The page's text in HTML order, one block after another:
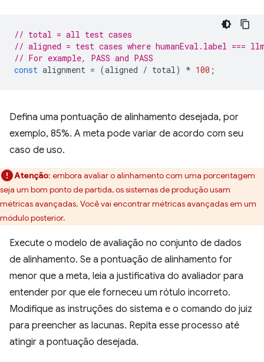
// total = all test cases
// aligned = test cases where humanEval.label ===
// For example, PASS and PASS
const alignment = (aligned / total) * 100 ;
Defina uma pontuação de alinhamento desejada, por
exemplo, 85%. A meta pode variar de acordo com seu
caso de uso.
Atenção: embora avaliar o alinhamento com uma porcentagem
seja um bom ponto de partida, os sistemas de produção usam
métricas avançadas. Você vai encontrar métricas avançadas em um
módulo posterior.
Execute o modelo de avaliação no conjunto de dados
de alinhamento. Se a pontuação de alinhamento for
menor que a meta, leia a justificativa do avaliador para
entender por que ele forneceu um rótulo incorreto.
Modifique as instruções do sistema e o comando do juiz
para preencher as lacunas. Repita esse processo até
atingir a pontuação desejada.